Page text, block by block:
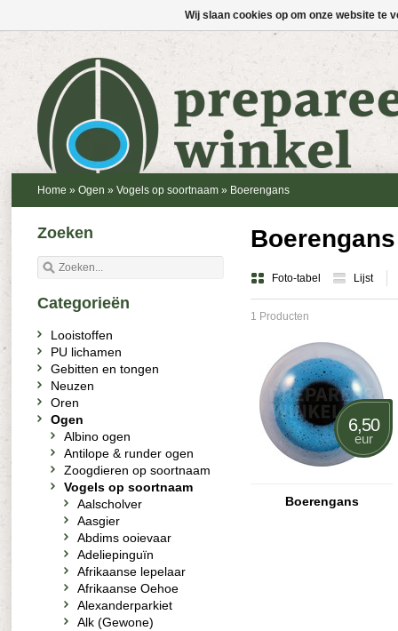
Home » Ogen » Vogels op soortnaam » Boerengans
Boerengans
Foto-tabel Lijst
1 Producten
6,50
eur
Boerengans
Zoeken
Categorieën
Looistoffen
PU lichamen
Gebitten en tongen
Neuzen
Oren
Ogen
Albino ogen
Antilope & runder ogen
Zoogdieren op soortnaam
Vogels op soortnaam
Aalscholver
Aasgier
Abdims ooievaar
Adeliepinguïn
Afrikaanse lepelaar
Afrikaanse Oehoe
Alexanderparkiet
Alk (Gewone)
Wij slaan cookies op om onze website te